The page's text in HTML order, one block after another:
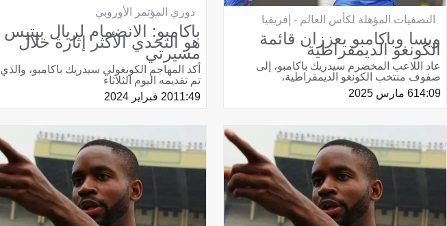
التصفيات المؤهلة لكأس العالم - إفريقيا
ويسا وباكامبو يعززان قائمة
الكونغو الديمقراطية
عاد اللاعب المخضرم سيدريك باكامبو، إلى
صفوف منتخب الكونغو الديمقراطية،
14:096 مارس 2025
دوري المؤتمر الأوروبي
باكامبو: الانضمام لريال بيتيس
هو التحدي الأكثر إثارة خلال
مسيرتي
أكد المهاجم الكونغولي سيدريك باكامبو، والذي
تم تقديمه اليوم الثلاثاء
11:4920 فبراير 2024